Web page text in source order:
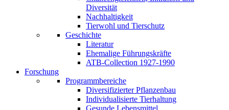
Diversität
Nachhaltigkeit
Tierwohl und Tierschutz
Geschichte
Literatur
Ehemalige Führungskräfte
ATB-Collection 1927-1990
Forschung
Programmbereiche
Diversifizierter Pflanzenbau
Individualisierte Tierhaltung
Gesunde Lebensmittel